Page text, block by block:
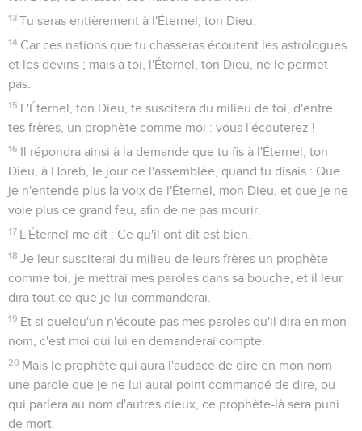
13 Tu seras entièrement à l'Éternel, ton Dieu.
14 Car ces nations que tu chasseras écoutent les astrologues
et les devins ; mais à toi, l'Éternel, ton Dieu, ne le permet
pas.
15 L'Éternel, ton Dieu, te suscitera du milieu de toi, d'entre
tes frères, un prophète comme moi : vous l'écouterez !
16 Il répondra ainsi à la demande que tu fis à l'Éternel, ton
Dieu, à Horeb, le jour de l'assemblée, quand tu disais : Que
je n'entende plus la voix de l'Éternel, mon Dieu, et que je ne
voie plus ce grand feu, afin de ne pas mourir.
17 L'Éternel me dit : Ce qu'il ont dit est bien.
18 Je leur susciterai du milieu de leurs frères un prophète
comme toi, je mettrai mes paroles dans sa bouche, et il leur
dira tout ce que je lui commanderai.
19 Et si quelqu'un n'écoute pas mes paroles qu'il dira en mon
nom, c'est moi qui lui en demanderai compte.
20 Mais le prophète qui aura l'audace de dire en mon nom
une parole que je ne lui aurai point commandé de dire, ou
qui parlera au nom d'autres dieux, ce prophète-là sera puni
de mort.